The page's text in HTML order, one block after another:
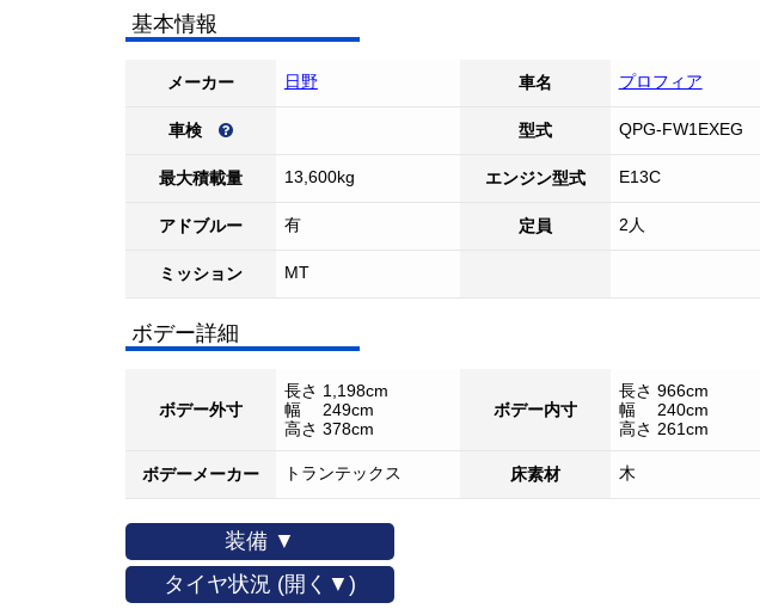
基本情報
メーカー 日野 車名 プロフィア
車検 型式 QPG-FW1EXEG
最大積載量 13,600kg エンジン型式 E13С
アドブルー 有 定員 2人
ミッション MT
ボデー詳細
ボデー外寸
長さ 1,198cm
幅 249cm
高さ 378cm
ボデー内寸
長さ 966cm
幅 240cm
高さ 261cm
ボデーメーカー トランテックス 床素材 木
装備 ▼
タイヤ状況 (開く▼)